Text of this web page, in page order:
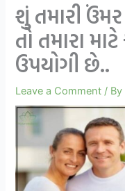
શું તમારી
તો તમારા
ઉપયોગી છે..
Leave a Comment / By